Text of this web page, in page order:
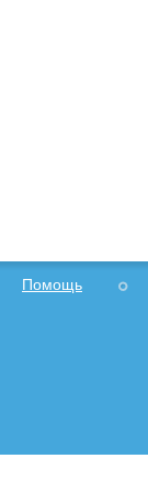
Помощь